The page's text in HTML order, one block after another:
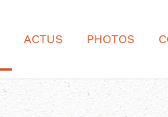
ACTUS PHOTOS